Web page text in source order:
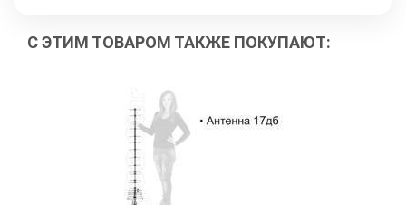
С ЭТИМ ТОВАРОМ ТАКЖЕ ПОКУПАЮТ: